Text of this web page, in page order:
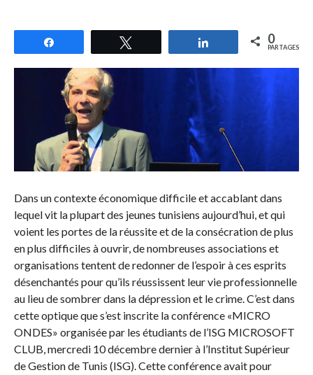
Partagez 0
PARTAGES
Dans un contexte économique difficile et accablant dans
lequel vit la plupart des jeunes tunisiens aujourd’hui, et qui
voient les portes de la réussite et de la consécration de plus
en plus difficiles à ouvrir, de nombreuses associations et
organisations tentent de redonner de l’espoir à ces esprits
désenchantés pour qu’ils réussissent leur vie professionnelle
au lieu de sombrer dans la dépression et le crime. C’est dans
cette optique que s’est inscrite la conférence «MICRO
ONDES» organisée par les étudiants de l’ISG MICROSOFT
CLUB, mercredi 10 décembre dernier à l’Institut Supérieur
de Gestion de Tunis (ISG). Cette conférence avait pour